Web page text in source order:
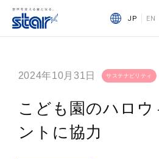
JP EN
2024年10月31日 サステナビリティ
こども園のハロウ
ントに協力